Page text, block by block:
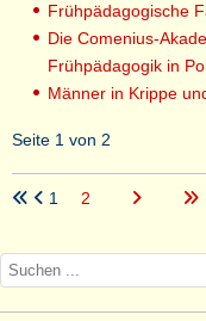
Frühpädagogische
Die Comenius-
Frühpädagogik in
Männer in Krippe
Seite 1 von 2
1 2